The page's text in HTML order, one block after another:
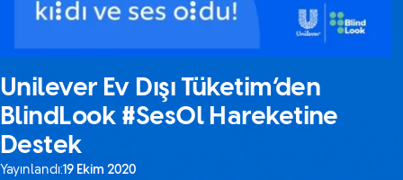
Unilever Ev Dışı Tüketim’den
BlindLook #SesOl Hareketine
Destek
Yayınlandı:19 Ekim 2020